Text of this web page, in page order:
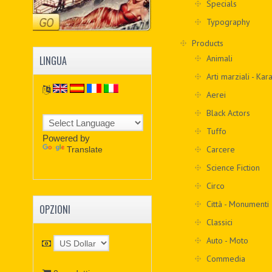
Specials
Typography
Products
Animali
Arti marziali -
Aerei
Black Actors
Tuffo
Carcere
Science Fiction
Circo
Città - Monumenti
Classici
Auto - Moto
Commedia
LINGUA
Powered by
Translate
OPZIONI